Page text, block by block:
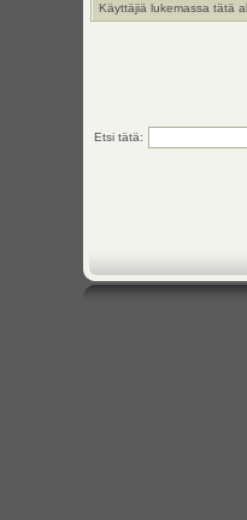
Käyttäjiä lukemassa tätä
Etsi tätä: